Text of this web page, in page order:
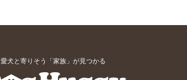
愛犬と寄りそう「家族」が見つかる